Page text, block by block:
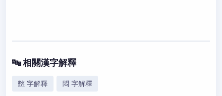
🔤 相關漢字解釋
憋 字解釋 悶 字解釋